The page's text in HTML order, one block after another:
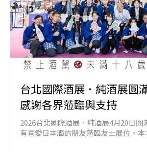
台北國際酒展．純酒展圓
感謝各界蒞臨與支持
2026台北國際酒展．純酒展4月20日圓
有喜愛日本酒的朋友蒞臨友士展位。本